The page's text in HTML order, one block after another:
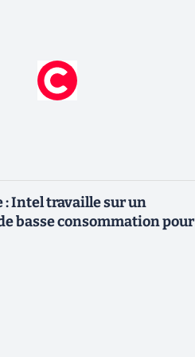
: Intel travaille sur un
basse consommation pour